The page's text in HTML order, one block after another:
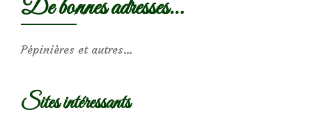
De bonnes adresses…
Pépinières et autres…
Sites intéressants